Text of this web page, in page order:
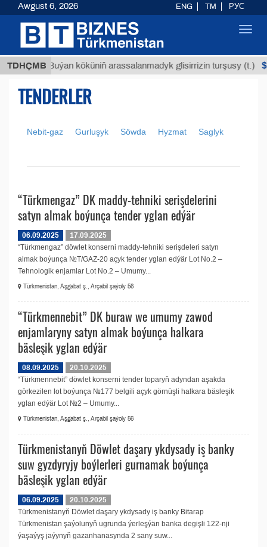
TDHÇMBBuýan köküniň arassalanmadyk glisirrizin turşusy (t.)
TENDERLER
Nebit-gaz Gurluşyk Söwda Hyzmat Saglyk
“Türkmengaz” DK maddy-tehniki serişdelerini
satyn almak boýunça tender yglan edýär
06.09.2025
17.09.2025
“Türkmengaz” döwlet konserni maddy-tehniki serişdeleri satyn
almak boýunça №T/GAZ-20 açyk tender yglan edýär Lot No.2 –
Tehnologik enjamlar Lot No.2 – Umumy...
Türkmenistan, Aşgabat ş., Arçabil şaýoly 56
“Türkmennebit” DK buraw we umumy zawod
enjamlaryny satyn almak boýunça halkara
bäsleşik yglan edýär
08.09.2025
20.10.2025
“Türkmennebit” döwlet konserni tender toparyň adyndan aşakda
görkezilen lot boýunça №177 belgili açyk görnüşli halkara bäsleşik
yglan edýär Lot №2 – Umumy...
Türkmenistan, Aşgabat ş., Arçabil şaýoly 56
Türkmenistanyň Döwlet daşary ykdysady iş banky
suw gyzdyryjy boýlerleri gurnamak boýunça
bäsleşik yglan edýär
06.09.2025
20.10.2025
Türkmenistanyň Döwlet daşary ykdysady iş banky Bitarap
Türkmenistan şaýolunyň ugrunda ýerleşýän banka degişli 122-nji
ýaşaýyş jaýynyň gazanhanasynda 2 sany suw...
Awgust 6, 2026 ENG TM РУС